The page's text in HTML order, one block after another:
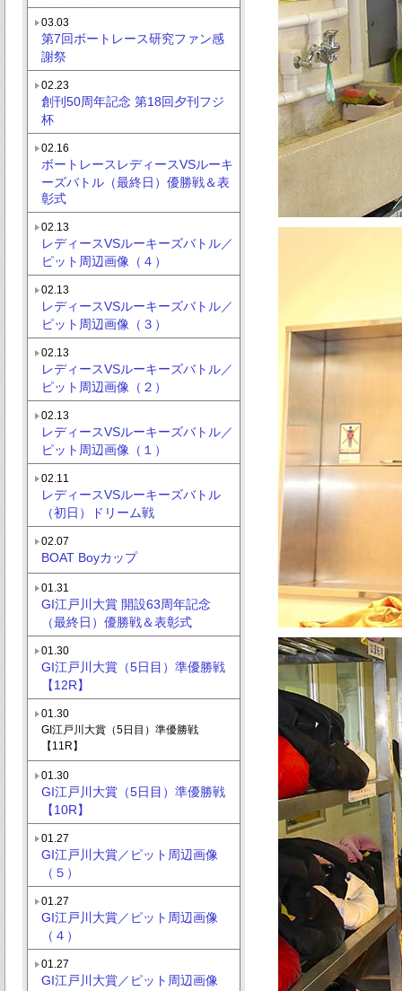
03.03
第7回ボートレース研究ファン感
謝祭
02.23
創刊50周年記念 第18回夕刊フジ
杯
02.16
ボートレースレディースVSルーキ
ーズバトル（最終日）優勝戦＆表
彰式
02.13
レディースVSルーキーズバトル／
ピット周辺画像（４）
02.13
レディースVSルーキーズバトル／
ピット周辺画像（３）
02.13
レディースVSルーキーズバトル／
ピット周辺画像（２）
02.13
レディースVSルーキーズバトル／
ピット周辺画像（１）
02.11
レディースVSルーキーズバトル
（初日）ドリーム戦
02.07
BOAT Boyカップ
01.31
GI江戸川大賞 開設63周年記念
（最終日）優勝戦＆表彰式
01.30
GI江戸川大賞（5日目）準優勝戦
【12R】
01.30
GI江戸川大賞（5日目）準優勝戦
【11R】
01.30
GI江戸川大賞（5日目）準優勝戦
【10R】
01.27
GI江戸川大賞／ピット周辺画像
（５）
01.27
GI江戸川大賞／ピット周辺画像
（４）
01.27
GI江戸川大賞／ピット周辺画像